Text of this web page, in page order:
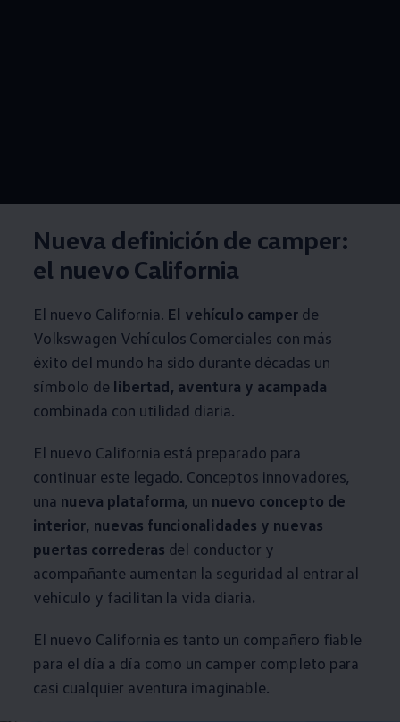
Nueva definición de camper:
el nuevo California
El nuevo California. El vehículo camper de
Volkswagen Vehículos Comerciales con más
éxito del mundo ha sido durante décadas un
símbolo de libertad, aventura y acampada
combinada con utilidad diaria.
El nuevo California está preparado para
continuar este legado. Conceptos innovadores,
una nueva plataforma, un nuevo concepto de
interior, nuevas funcionalidades y nuevas
puertas correderas del conductor y
acompañante aumentan la seguridad al entrar al
vehículo y facilitan la vida diaria.
El nuevo California es tanto un compañero fiable
para el día a día como un camper completo para
casi cualquier aventura imaginable.